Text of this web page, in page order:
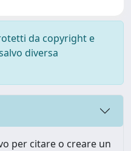
da copyright e
diversa
per citare o creare un